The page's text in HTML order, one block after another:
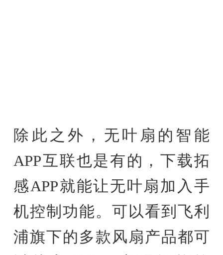
除此之外，无叶扇的智能
APP互联也是有的，下载拓
感APP就能让无叶扇加入手
机控制功能。可以看到飞利
浦旗下的多款风扇产品都可